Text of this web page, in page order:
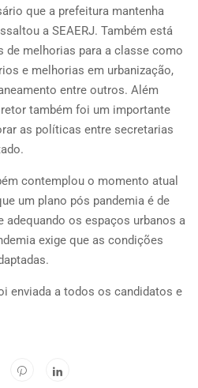
que a prefeitura mantenha
a SEAERJ. Também está
de melhorias para a classe como
e melhorias em urbanização,
entre outros. Além
também foi um importante
as políticas entre secretarias
contemplou o momento atual
um plano pós pandemia é de
adequando os espaços urbanos a
exige que as condições
enviada a todos os candidatos e